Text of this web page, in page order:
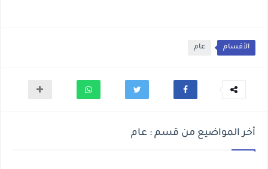
الأقسام عام
أخر المواضيع من قسم : عام